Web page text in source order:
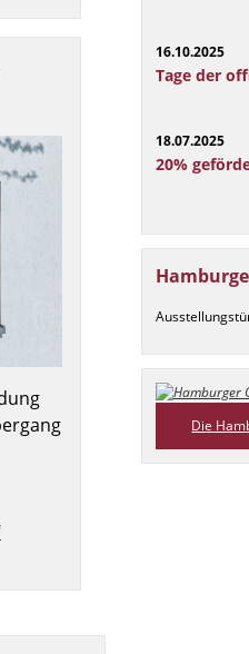
16.10.2025
Tage der
18.07.2025
20%
Die